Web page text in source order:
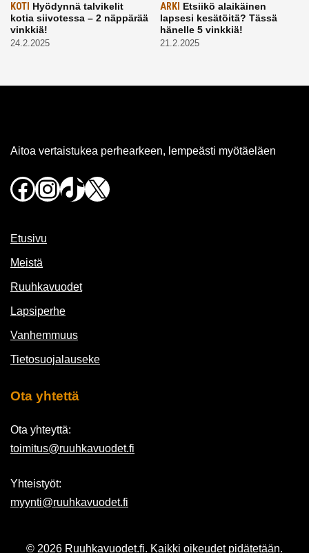
KOTI Hyödynnä talvikelit
kotia siivotessa – 2 näppärää
vinkkiä!
24.2.2025
ARKI Etsiikö alaikäinen
lapsesi kesätöitä? Tässä
hänelle 5 vinkkiä!
21.2.2025
Aitoa vertaistukea perhearkeen, lempeästi myötäeläen
Facebook
Instagram
TikTok
X
Etusivu
Meistä
Ruuhkavuodet
Lapsiperhe
Vanhemmuus
Tietosuojalauseke
Ota yhtettä
Ota yhteyttä:
toimitus@ruuhkavuodet.fi
Yhteistyöt:
myynti@ruuhkavuodet.fi
© 2026 Ruuhkavuodet.fi. Kaikki oikeudet pidätetään.